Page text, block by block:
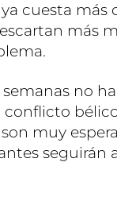
cuesta más
más
no
muy
seguirán